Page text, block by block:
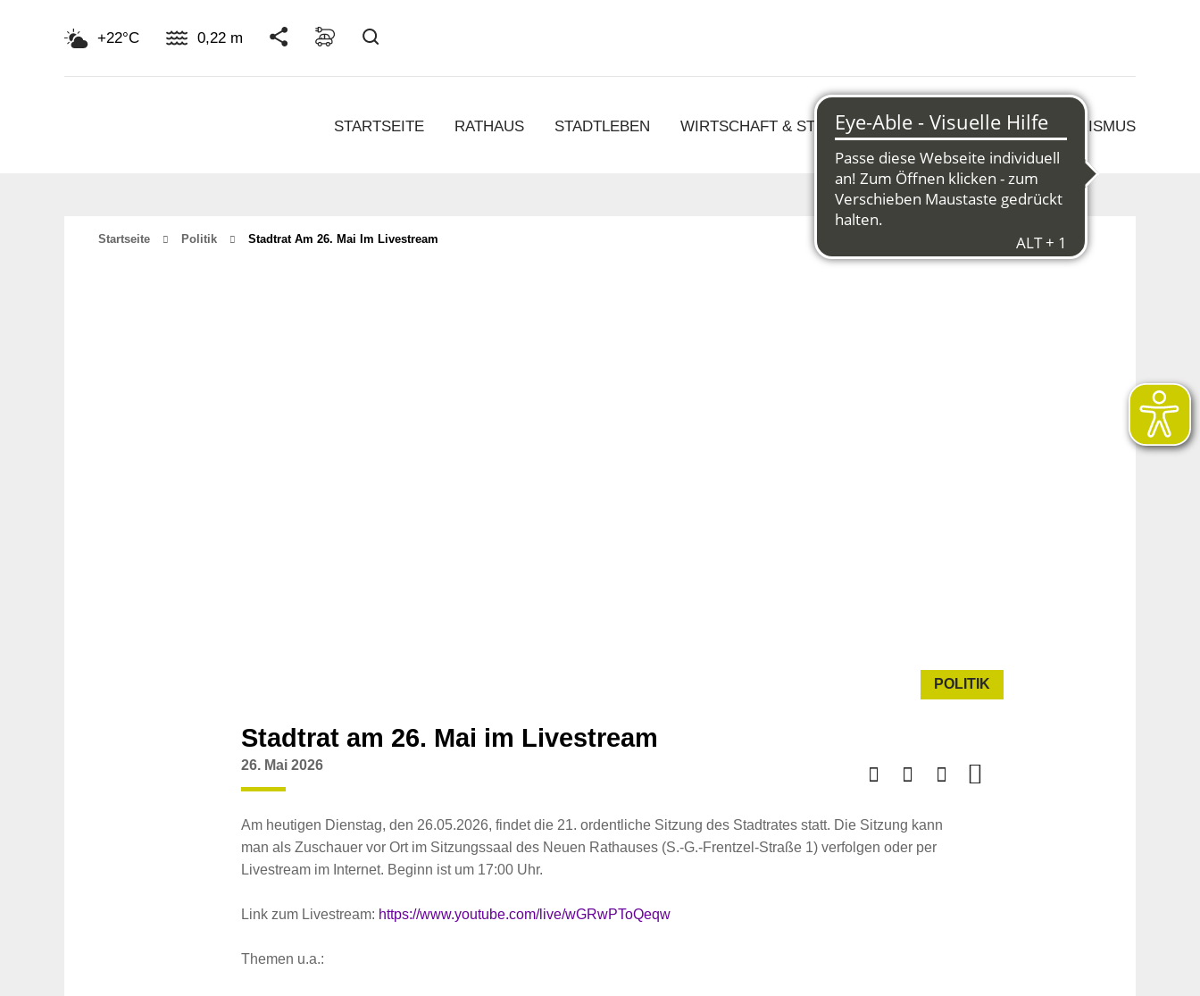
+22°C 0,22 m
STARTSEITE RATHAUS STADTLEBEN WIRTSCHAFT & STRUKTURWANDEL KULTUR & TOURISMUS
Startseite Politik Stadtrat Am 26. Mai Im Livestream
POLITIK
Stadtrat am 26. Mai im Livestream
26. Mai 2026
Am heutigen Dienstag, den 26.05.2026, findet die 21. ordentliche Sitzung des Stadtrates statt. Die Sitzung kann
man als Zuschauer vor Ort im Sitzungssaal des Neuen Rathauses (S.-G.-Frentzel-Straße 1) verfolgen oder per
Livestream im Internet. Beginn ist um 17:00 Uhr.
Link zum Livestream: https://www.youtube.com/live/wGRwPToQeqw
Themen u.a.: